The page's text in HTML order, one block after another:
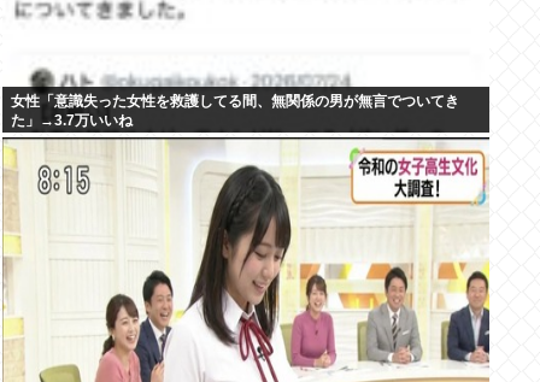
女性「意識失った女性を救護してる間、無関係の男が無言でついてき
た」→3.7万いいね